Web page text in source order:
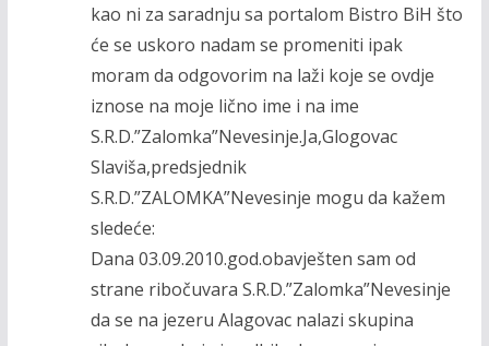
kao ni za saradnju sa portalom Bistro BiH što
će se uskoro nadam se promeniti ipak
moram da odgovorim na laži koje se ovdje
iznose na moje lično ime i na ime
S.R.D.”Zalomka”Nevesinje.Ja,Glogovac
Slaviša,predsjednik
S.R.D.”ZALOMKA”Nevesinje mogu da kažem
sledeće:
Dana 03.09.2010.god.obavješten sam od
strane ribočuvara S.R.D.”Zalomka”Nevesinje
da se na jezeru Alagovac nalazi skupina